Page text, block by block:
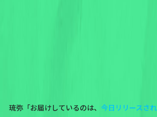
琉弥「お届けしているのは、 今日リリースさ